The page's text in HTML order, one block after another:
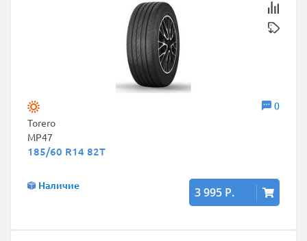
0
Torero
MP47
185/60 R14 82T
Наличие 3 995 Р.